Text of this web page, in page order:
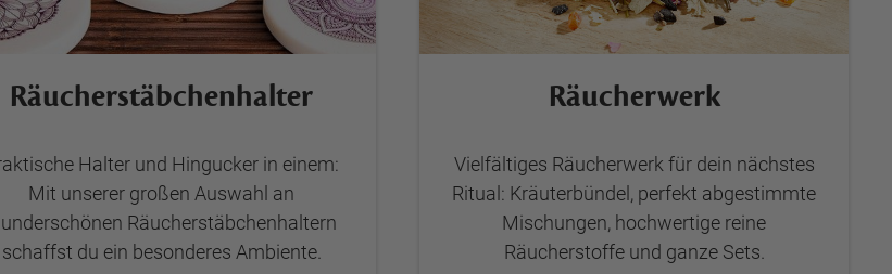
Räucherstäbchen­halter
Halter und Hingucker in einem:
Mit unserer großen Auswahl an
Räucherstäbchenhaltern
schaffst du ein besonderes Ambiente.
Räucherwerk
Vielfältiges Räucherwerk für dein nächstes
Ritual: Kräuterbündel, perfekt abgestimmte
Mischungen, hochwertige reine
Räucherstoffe und ganze Sets.